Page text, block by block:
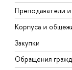
Преподаватели
Корпуса и
Закупки
Обращения